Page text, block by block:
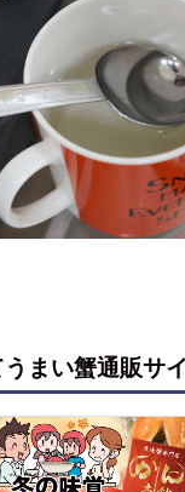
まい蟹通販サ